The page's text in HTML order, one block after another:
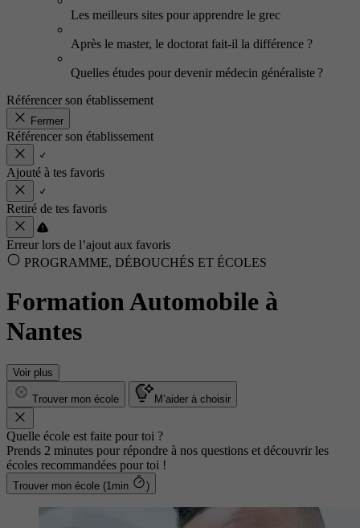
Les meilleurs sites pour apprendre le grec
Après le master, le doctorat fait-il la différence ?
Quelles études pour devenir médecin généraliste ?
Référencer son établissement
Fermer
Référencer son établissement
Ajouté à tes favoris
Retiré de tes favoris
Erreur lors de l’ajout aux favoris
PROGRAMME, DÉBOUCHÉS ET ÉCOLES
Formation Automobile à
Nantes
Voir plus
Trouver mon école M’aider à choisir
Quelle école est faite pour toi ?
Prends 2 minutes pour répondre à nos questions et découvrir les
écoles recommandées pour toi !
Trouver mon école (1min )